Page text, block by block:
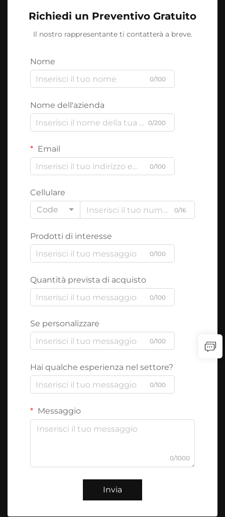
Richiedi un Preventivo Gratuito
Il nostro rappresentante ti contatterà a breve.
Nome
0/100
Nome dell'azienda
0/200
Email
0/100
Cellulare
Code
0/16
Prodotti di interesse
0/100
Quantità prevista di acquisto
0/100
Se personalizzare
0/100
Hai qualche esperienza nel settore?
0/100
Messaggio
0/1000
Invia